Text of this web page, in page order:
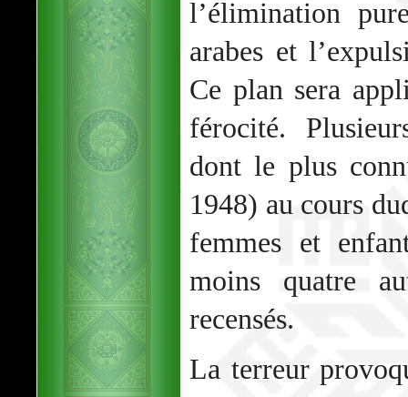
l’élimination
arabes et
Ce plan sera
férocité.
dont le plus
1948) au cours
femmes et
moins quatre
recensés.
La terreur